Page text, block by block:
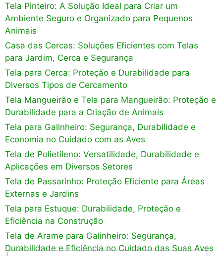
Tela Pinteiro: A Solução Ideal para Criar um
Ambiente Seguro e Organizado para Pequenos
Animais
Casa das Cercas: Soluções Eficientes com Telas
para Jardim, Cerca e Segurança
Tela para Cerca: Proteção e Durabilidade para
Diversos Tipos de Cercamento
Tela Mangueirão e Tela para Mangueirão: Proteção e
Durabilidade para a Criação de Animais
Tela para Galinheiro: Segurança, Durabilidade e
Economia no Cuidado com as Aves
Tela de Polietileno: Versatilidade, Durabilidade e
Aplicações em Diversos Setores
Tela de Passarinho: Proteção Eficiente para Áreas
Externas e Jardins
Tela para Estuque: Durabilidade, Proteção e
Eficiência na Construção
Tela de Arame para Galinheiro: Segurança,
Durabilidade e Eficiência no Cuidado das Suas Aves